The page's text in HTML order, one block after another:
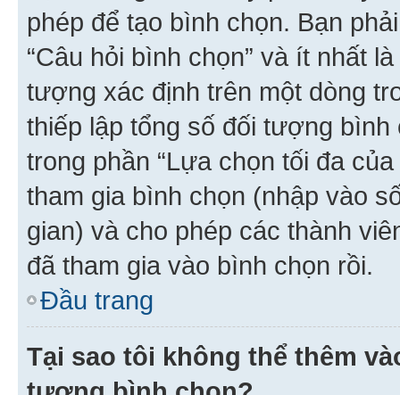
phép để tạo bình chọn. Bạn
“Câu hỏi bình chọn” và ít nhất
tượng xác định trên một dòng
thiếp lập tổng số đối tượng
trong phần “Lựa chọn tối đa
tham gia bình chọn (nhập vào
gian) và cho phép các thành
đã tham gia vào bình chọn rồi.
Đầu trang
Tại sao tôi không thể thêm